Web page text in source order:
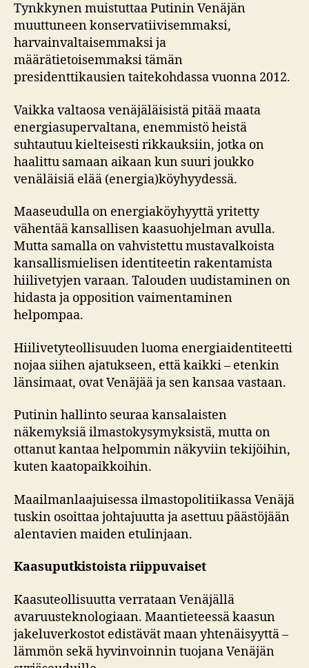
Tynkkynen muistuttaa Putinin Venäjän
muuttuneen konservatiivisemmaksi,
harvainvaltaisemmaksi ja
määrätietoisemmaksi tämän
presidenttikausien taitekohdassa vuonna 2012.
Vaikka valtaosa venäjäläisistä pitää maata
energiasupervaltana, enemmistö heistä
suhtautuu kielteisesti rikkauksiin, jotka on
haalittu samaan aikaan kun suuri joukko
venäläisiä elää (energia)köyhyydessä.
Maaseudulla on energiaköyhyyttä yritetty
vähentää kansallisen kaasuohjelman avulla.
Mutta samalla on vahvistettu mustavalkoista
kansallismielisen identiteetin rakentamista
hiilivetyjen varaan. Talouden uudistaminen on
hidasta ja opposition vaimentaminen
helpompaa.
Hiilivetyteollisuuden luoma energiaidentiteetti
nojaa siihen ajatukseen, että kaikki – etenkin
länsimaat, ovat Venäjää ja sen kansaa vastaan.
Putinin hallinto seuraa kansalaisten
näkemyksiä ilmastokysymyksistä, mutta on
ottanut kantaa helpommin näkyviin tekijöihin,
kuten kaatopaikkoihin.
Maailmanlaajuisessa ilmastopolitiikassa Venäjä
tuskin osoittaa johtajuutta ja asettuu päästöjään
alentavien maiden etulinjaan.
Kaasuputkistoista riippuvaiset
Kaasuteollisuutta verrataan Venäjällä
avaruusteknologiaan. Maantieteessä kaasun
jakeluverkostot edistävät maan yhtenäisyyttä –
lämmön sekä hyvinvoinnin tuojana Venäjän